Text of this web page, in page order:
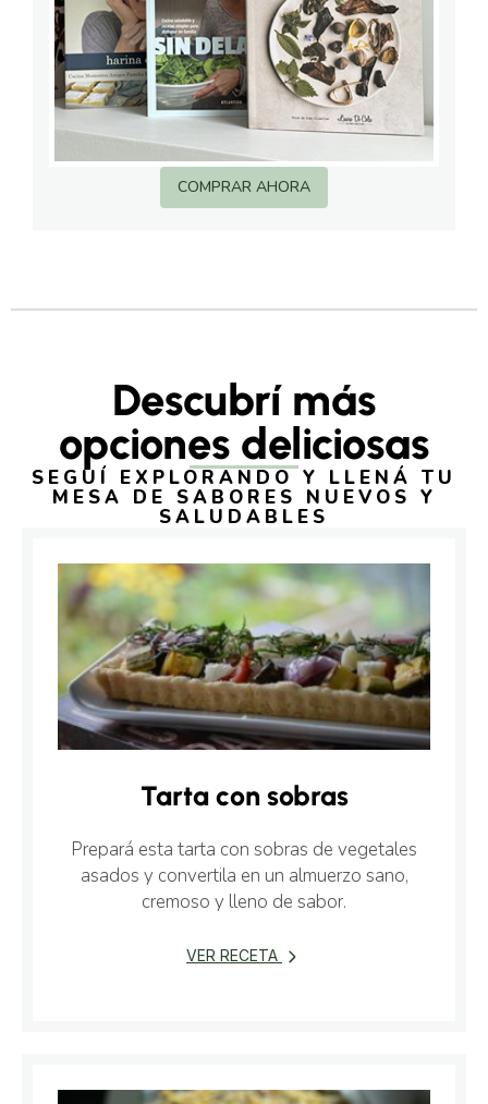
COMPRAR AHORA
Descubrí más
opciones deliciosas
SEGUÍ EXPLORANDO Y LLENÁ TU
MESA DE SABORES NUEVOS Y
SALUDABLES
Tarta con sobras
Prepará esta tarta con sobras de vegetales
asados y convertila en un almuerzo sano,
cremoso y lleno de sabor.
VER RECETA